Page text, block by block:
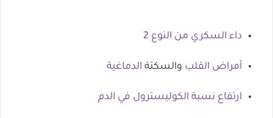
داء السكري من النوع 2
أمراض القلب والسكتة الدماغية
ارتفاع نسبة الكوليسترول في الدم